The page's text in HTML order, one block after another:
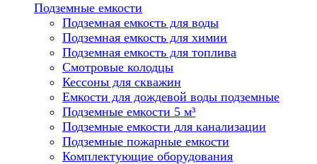
Подземные емкости
Подземная емкость для воды
Подземная емкость для химии
Подземная емкость для топлива
Смотровые колодцы
Кессоны для скважин
Емкости для дождевой воды подземные
Подземные емкости 5 м³
Подземные емкости для канализации
Подземные пожарные емкости
Комплектующие оборудования